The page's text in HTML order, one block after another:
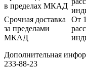
в пределах МКАД
Срочная доставка
за пределами
МКАД
От
Дополнительная
233-88-23